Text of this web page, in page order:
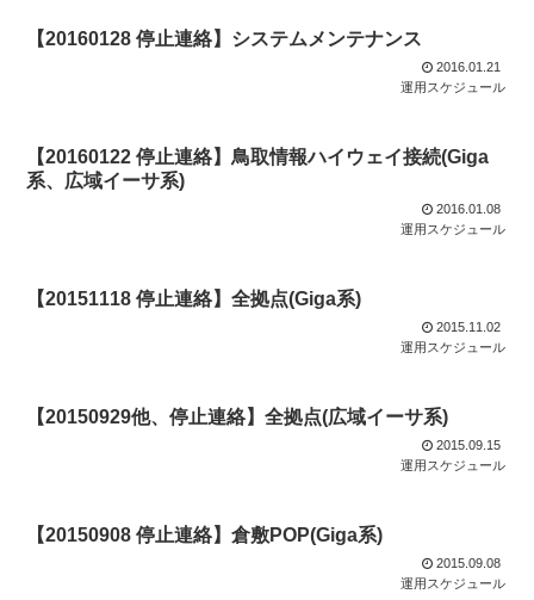
【20160128 停止連絡】システムメンテナンス
2016.01.21
運用スケジュール
【20160122 停止連絡】鳥取情報ハイウェイ接続(Giga
系、広域イーサ系)
2016.01.08
運用スケジュール
【20151118 停止連絡】全拠点(Giga系)
2015.11.02
運用スケジュール
【20150929他、停止連絡】全拠点(広域イーサ系)
2015.09.15
運用スケジュール
【20150908 停止連絡】倉敷POP(Giga系)
2015.09.08
運用スケジュール